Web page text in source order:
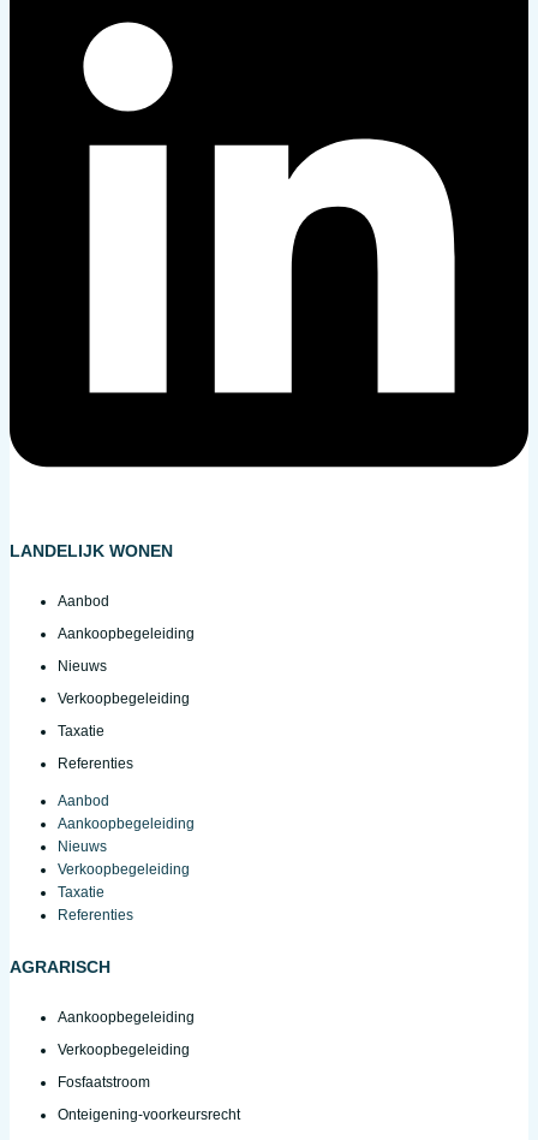
LANDELIJK WONEN
Aanbod
Aankoopbegeleiding
Nieuws
Verkoopbegeleiding
Taxatie
Referenties
Aanbod
Aankoopbegeleiding
Nieuws
Verkoopbegeleiding
Taxatie
Referenties
AGRARISCH
Aankoopbegeleiding
Verkoopbegeleiding
Fosfaatstroom
Onteigening-voorkeursrecht